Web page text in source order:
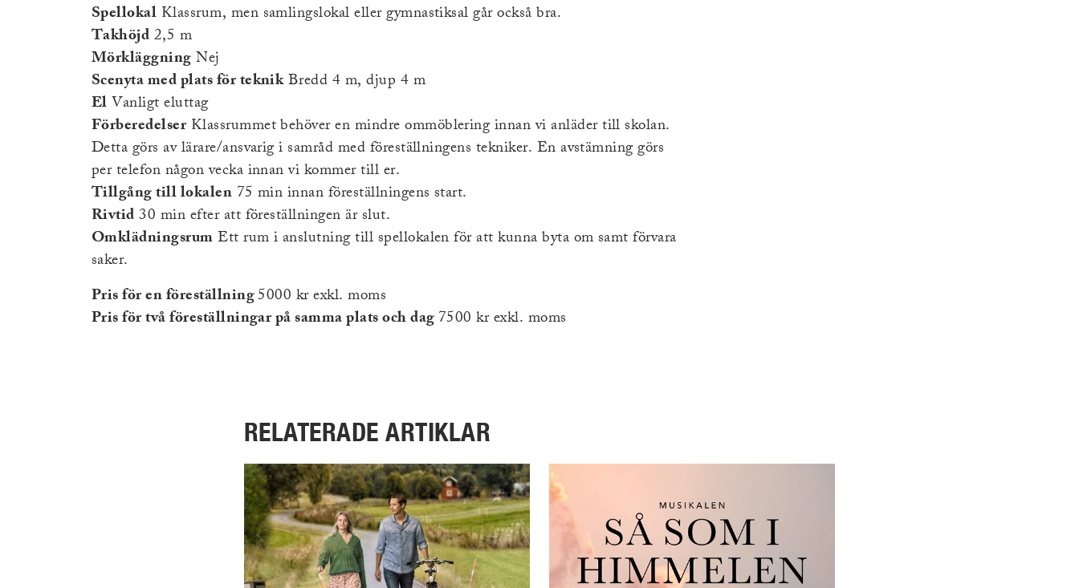
Spellokal Klassrum, men samlingslokal eller gymnastiksal går också bra.
Takhöjd2,5 m
MörkläggningNej
Scenyta med plats för teknikBredd 4 m, djup 4 m
ElVanligt eluttag
Förberedelser Klassrummet behöver en mindre ommöblering innan vi anläder till skolan.
Detta görs av lärare/ansvarig i samråd med föreställningens tekniker. En avstämning görs
per telefon någon vecka innan vi kommer till er.
Tillgång till lokalen 75 min innan föreställningens start.
Rivtid30 min efter att föreställningen är slut.
Omklädningsrum Ett rum i anslutning till spellokalen för att kunna byta om samt förvara
saker.
Pris för en föreställning5000 kr exkl. moms
Pris för två föreställningar på samma plats och dag7500 kr exkl. moms
RELATERADE ARTIKLAR